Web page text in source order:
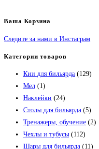
Ваша Корзина
Следите за нами в Инстаграм
Категории товаров
Кии для бильярда (129)
Мел (1)
Наклейки (24)
Столы для бильярда (5)
Тренажеры, обучение (2)
Чехлы и тубусы (112)
Шары для бильярда (11)